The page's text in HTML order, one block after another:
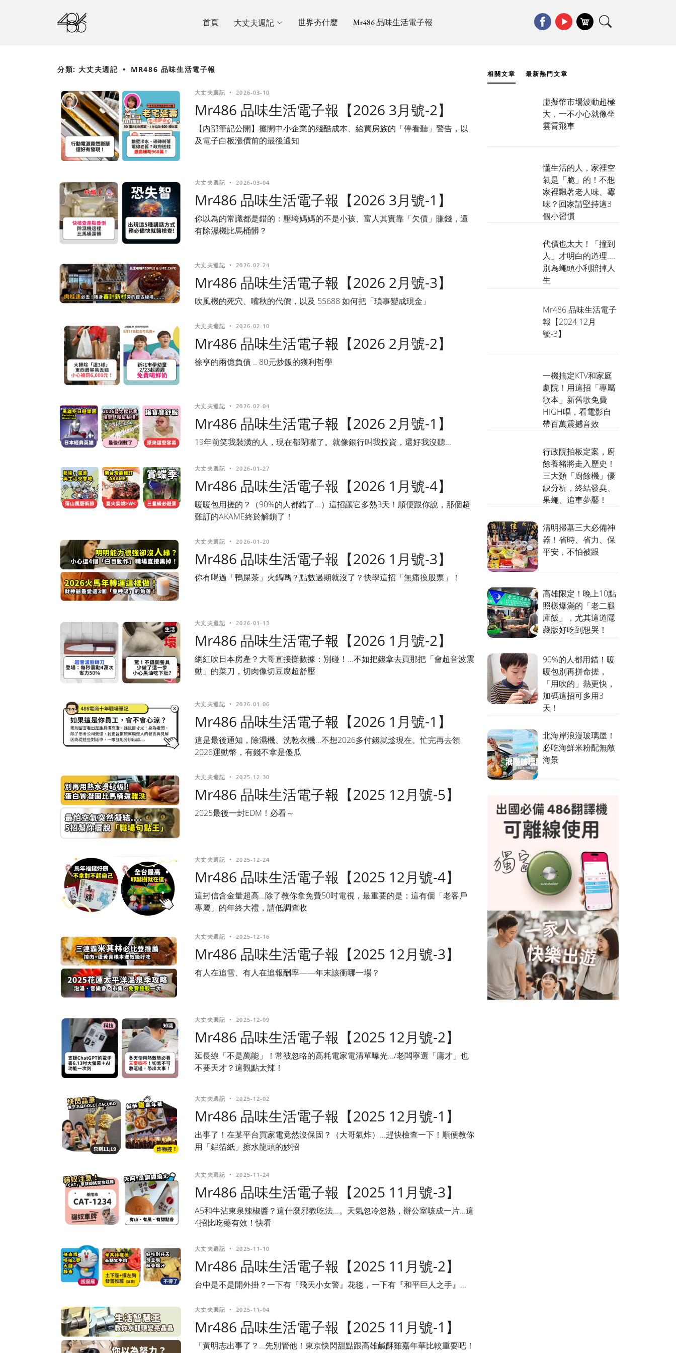
首頁 大丈夫週記 世界夯什麼 Mr486 品味生活電子報
分類: 大丈夫週記 • MR486 品味生活電子報
大丈夫週記 • 2026-03-10
Mr486 品味生活電子報【2026 3月號-2】
【內部筆記公開】攤開中小企業的殘酷成本、給買房族的「停看聽」警告，以
及電子白板漲價前的最後通知
大丈夫週記 • 2026-03-04
Mr486 品味生活電子報【2026 3月號-1】
你以為的常識都是錯的：壓垮媽媽的不是小孩、富人其實靠「欠債」賺錢，還
有除濕機比馬桶髒？
大丈夫週記 • 2026-02-24
Mr486 品味生活電子報【2026 2月號-3】
吹風機的死穴、嘴秋的代價，以及 55688 如何把「瑣事變成現金」
大丈夫週記 • 2026-02-10
Mr486 品味生活電子報【2026 2月號-2】
徐亨的兩億負債 .. 80元炒飯的獲利哲學
大丈夫週記 • 2026-02-04
Mr486 品味生活電子報【2026 2月號-1】
19年前笑我裝潢的人，現在都閉嘴了。就像銀行叫我投資，還好我沒聽...
大丈夫週記 • 2026-01-27
Mr486 品味生活電子報【2026 1月號-4】
暖暖包用搓的？（90%的人都錯了...）這招讓它多熱3天！順便跟你說，那個超
難訂的AKAME終於解鎖了！
大丈夫週記 • 2026-01-20
Mr486 品味生活電子報【2026 1月號-3】
你有喝過「鴨屎茶」火鍋嗎？點數過期就沒了？快學這招「無痛換股票」！
大丈夫週記 • 2026-01-13
Mr486 品味生活電子報【2026 1月號-2】
網紅吹日本房產？大哥直接攤數據：別碰！...不如把錢拿去買那把「會超音波震
動」的菜刀，切肉像切豆腐超舒壓
大丈夫週記 • 2026-01-06
Mr486 品味生活電子報【2026 1月號-1】
這是最後通知，除濕機、洗乾衣機...不想2026多付錢就趁現在。忙完再去領
2026運動幣，有錢不拿是傻瓜
大丈夫週記 • 2025-12-30
Mr486 品味生活電子報【2025 12月號-5】
2025最後一封EDM！必看～
大丈夫週記 • 2025-12-24
Mr486 品味生活電子報【2025 12月號-4】
這封信含金量超高...除了教你拿免費50吋電視，最重要的是：這有個「老客戶
專屬」的年終大禮，請低調查收
大丈夫週記 • 2025-12-16
Mr486 品味生活電子報【2025 12月號-3】
有人在追雪、有人在追報酬率——年末該衝哪一場？
大丈夫週記 • 2025-12-09
Mr486 品味生活電子報【2025 12月號-2】
延長線「不是萬能」！常被忽略的高耗電家電清單曝光.../老闆寧選「庸才」也
不要天才？這觀點太辣！
大丈夫週記 • 2025-12-02
Mr486 品味生活電子報【2025 12月號-1】
出事了！在某平台買家電竟然沒保固？（大哥氣炸）...趕快檢查一下！順便教你
用「鋁箔紙」擦水龍頭的妙招
大丈夫週記 • 2025-11-24
Mr486 品味生活電子報【2025 11月號-3】
A5和牛沾東泉辣椒醬？這什麼邪教吃法...。天氣忽冷忽熱，辦公室咳成一片...這
4招比吃藥有效！快看
大丈夫週記 • 2025-11-10
Mr486 品味生活電子報【2025 11月號-2】
台中是不是開外掛？一下有『飛天小女警』花毯，一下有『和平巨人之手』...
大丈夫週記 • 2025-11-04
Mr486 品味生活電子報【2025 11月號-1】
「黃明志出事了？...先別管他！東京快閃甜點跟高雄鹹酥雞嘉年華比較重要吧！
相關文章 最新熱門文章
虛擬幣市場波動超極
大，一不小心就像坐
雲霄飛車
懂生活的人，家裡空
氣是「脆」的！不想
家裡飄著老人味、霉
味？回家請堅持這3
個小習慣
代價也太大！「撞到
人」才明白的道理....
別為蠅頭小利賠掉人
生
Mr486 品味生活電子
報【2024 12月
號-3】
一機搞定KTV和家庭
劇院！用這招「專屬
歌本」新舊歌免費
HIGH唱，看電影自
帶百萬震撼音效
行政院拍板定案，廚
餘養豬將走入歷史！
三大類「廚餘機」優
缺分析，終結發臭、
果蠅、追車夢靨！
清明掃墓三大必備神
器！省時、省力、保
平安，不怕被跟
高雄限定！晚上10點
照樣爆滿的「老二腿
庫飯」，尤其這道隱
藏版好吃到想哭！
90%的人都用錯！暖
暖包別再拼命搓，
「用吹的」熱更快，
加碼這招可多用3
天！
北海岸浪漫玻璃屋！
必吃海鮮米粉配無敵
海景